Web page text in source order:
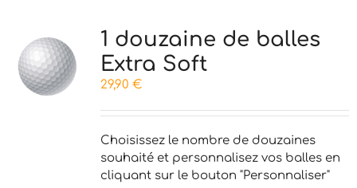
1 douzaine de balles
Extra Soft
29,90 €
Choisissez le nombre de douzaines
souhaité et personnalisez vos balles en
cliquant sur le bouton "Personnaliser"